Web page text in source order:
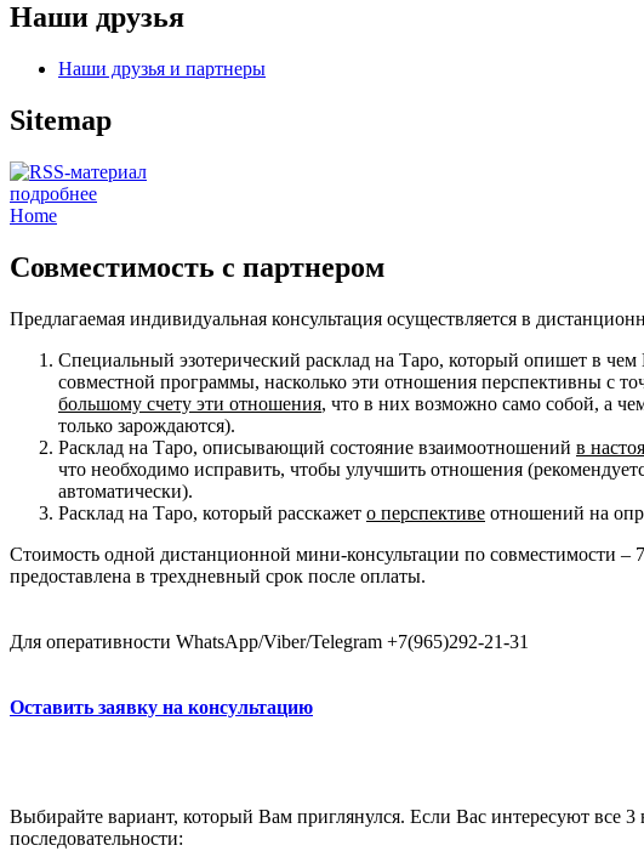
Наши друзья
Наши друзья и партнеры
Sitemap
подробнее
Home
Совместимость с партнером
Предлагаемая индивидуальная консультация осуществляется в
Специальный эзотерический расклад на Таро, который опишет в
совместной программы, насколько эти отношения перспективны с
большому счету эти отношения, что в них возможно само собой, а
только зарождаются).
Расклад на Таро, описывающий состояние взаимоотношений в
что необходимо исправить, чтобы улучшить отношения
автоматически).
Расклад на Таро, который расскажет о перспективе отношений на
Стоимость одной дистанционной мини-консультации по совместимости –
предоставлена в трехдневный срок после оплаты.
Для оперативности WhatsApp/Viber/Telegram +7(965)292-21-31
Оставить заявку на консультацию
Выбирайте вариант, который Вам приглянулся. Если Вас интересуют все
последовательности: